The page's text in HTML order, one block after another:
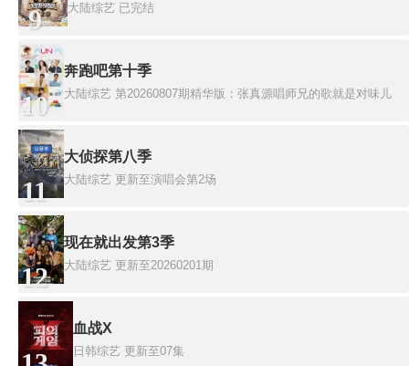
9 大陆综艺 已完结
10
奔跑吧第十季
大陆综艺 第20260807期精华版：张真源唱师兄的歌就是对味儿
11
大侦探第八季
大陆综艺 更新至演唱会第2场
12
现在就出发第3季
大陆综艺 更新至20260201期
血战X
日韩综艺 更新至07集